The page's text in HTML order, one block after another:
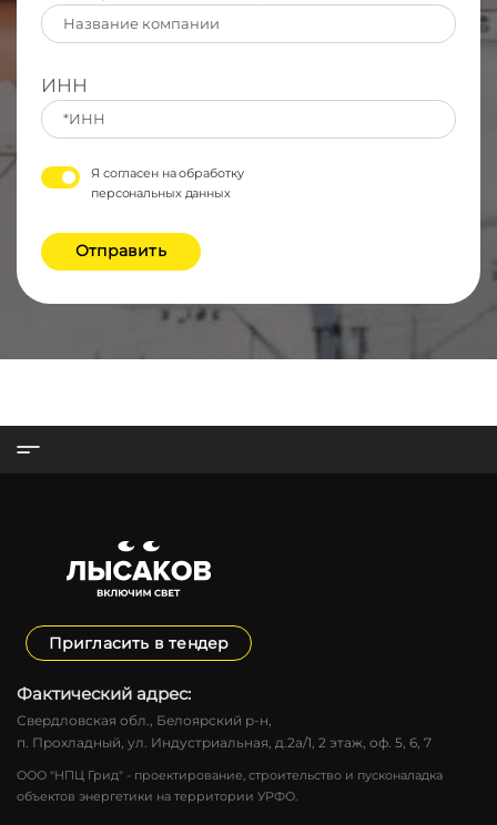
ИНН
Я согласен на обработку
персональных данных
Отправить
Пригласить в тендер
Фактический адрес:
Свердловская обл., Белоярский р-н,
п. Прохладный, ул. Индустриальная, д.2а/1, 2 этаж, оф. 5, 6, 7
ООО "НПЦ Грид" - проектирование, строительство и пусконаладка
объектов энергетики на территории УРФО.